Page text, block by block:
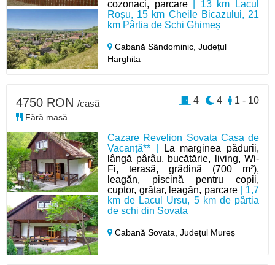
cozonaci, parcare| 13 km Lacul
Roșu, 15 km Cheile Bicazului, 21
km Pârtia de Schi Ghimeș
Cabană Sândominic,Județul
Harghita
Cazare Revelion Sovata Casa de
Vacanță** |
La marginea pădurii,
lângă pârâu, bucătărie, living, Wi-
Fi, terasă, grădină (700 m²),
leagăn, piscină pentru copii,
cuptor, grătar, leagăn, parcare| 1,7
km de Lacul Ursu, 5 km de pârtia
de schi din Sovata
Cabană Sovata,Județul Mureș
4750 RON /casă
Fără masă
1 - 10
4
4